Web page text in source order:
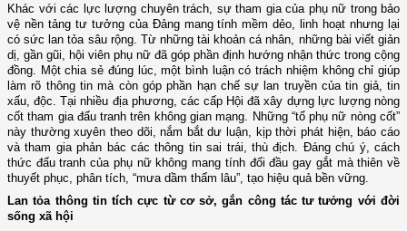
Khác với các lực lượng chuyên trách, sự tham gia của phụ nữ trong bảo
vệ nền tảng tư tưởng của Đảng mang tính mềm dẻo, linh hoạt nhưng lại
có sức lan tỏa sâu rộng. Từ những tài khoản cá nhân, những bài viết giản
dị, gần gũi, hội viên phụ nữ đã góp phần định hướng nhận thức trong cộng
đồng. Một chia sẻ đúng lúc, một bình luận có trách nhiệm không chỉ giúp
làm rõ thông tin mà còn góp phần hạn chế sự lan truyền của tin giả, tin
xấu, độc. Tại nhiều địa phương, các cấp Hội đã xây dựng lực lượng nòng
cốt tham gia đấu tranh trên không gian mạng. Những “tổ phụ nữ nòng cốt”
này thường xuyên theo dõi, nắm bắt dư luận, kịp thời phát hiện, báo cáo
và tham gia phản bác các thông tin sai trái, thù địch. Đáng chú ý, cách
thức đấu tranh của phụ nữ không mang tính đối đầu gay gắt mà thiên về
thuyết phục, phân tích, “mưa dầm thấm lâu”, tạo hiệu quả bền vững.
Lan tỏa thông tin tích cực từ cơ sở, gắn công tác tư tưởng với đời
sống xã hội